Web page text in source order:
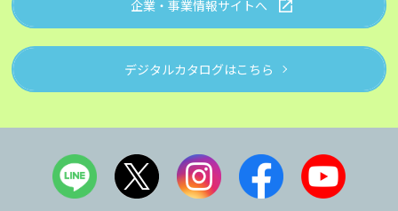
企業・事業情報サイトへ
デジタルカタログはこちら